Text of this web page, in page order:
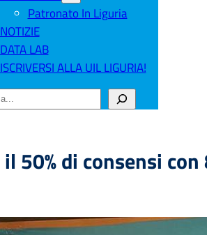
Patronato In Liguria
NOTIZIE
DATA LAB
ISCRIVERSI ALLA UIL LIGURIA!
50% di consensi